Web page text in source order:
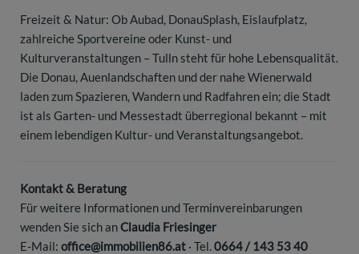
Freizeit & Natur: Ob Aubad, DonauSplash, Eislaufplatz,
zahlreiche Sportvereine oder Kunst- und
Kulturveranstaltungen – Tulln steht für hohe Lebensqualität.
Die Donau, Auenlandschaften und der nahe Wienerwald
laden zum Spazieren, Wandern und Radfahren ein; die Stadt
ist als Garten- und Messestadt überregional bekannt – mit
einem lebendigen Kultur- und Veranstaltungsangebot.
Kontakt & Beratung
Für weitere Informationen und Terminvereinbarungen
wenden Sie sich anClaudia Friesinger
E-Mail: office@immobilien86.at · Tel.0664 / 143 53 40